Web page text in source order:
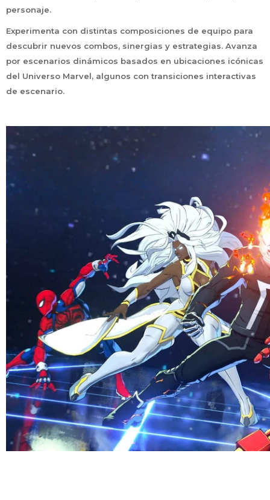
personaje.
Experimenta con distintas composiciones de equipo para
descubrir nuevos combos, sinergias y estrategias. Avanza
por escenarios dinámicos basados en ubicaciones icónicas
del Universo Marvel, algunos con transiciones interactivas
de escenario.